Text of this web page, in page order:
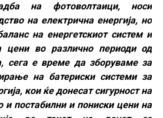
на фотоволтаици, носи
на електрична енергија, но
на енергетскиот систем и
цени во различно периоди од
сега е време да зборуваме за
на батериски системи за
кои ќе донесат сигурност на
и постабилни и пониски цени на